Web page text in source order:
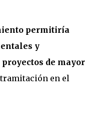
permitiría
y
de mayor
tramitación en el